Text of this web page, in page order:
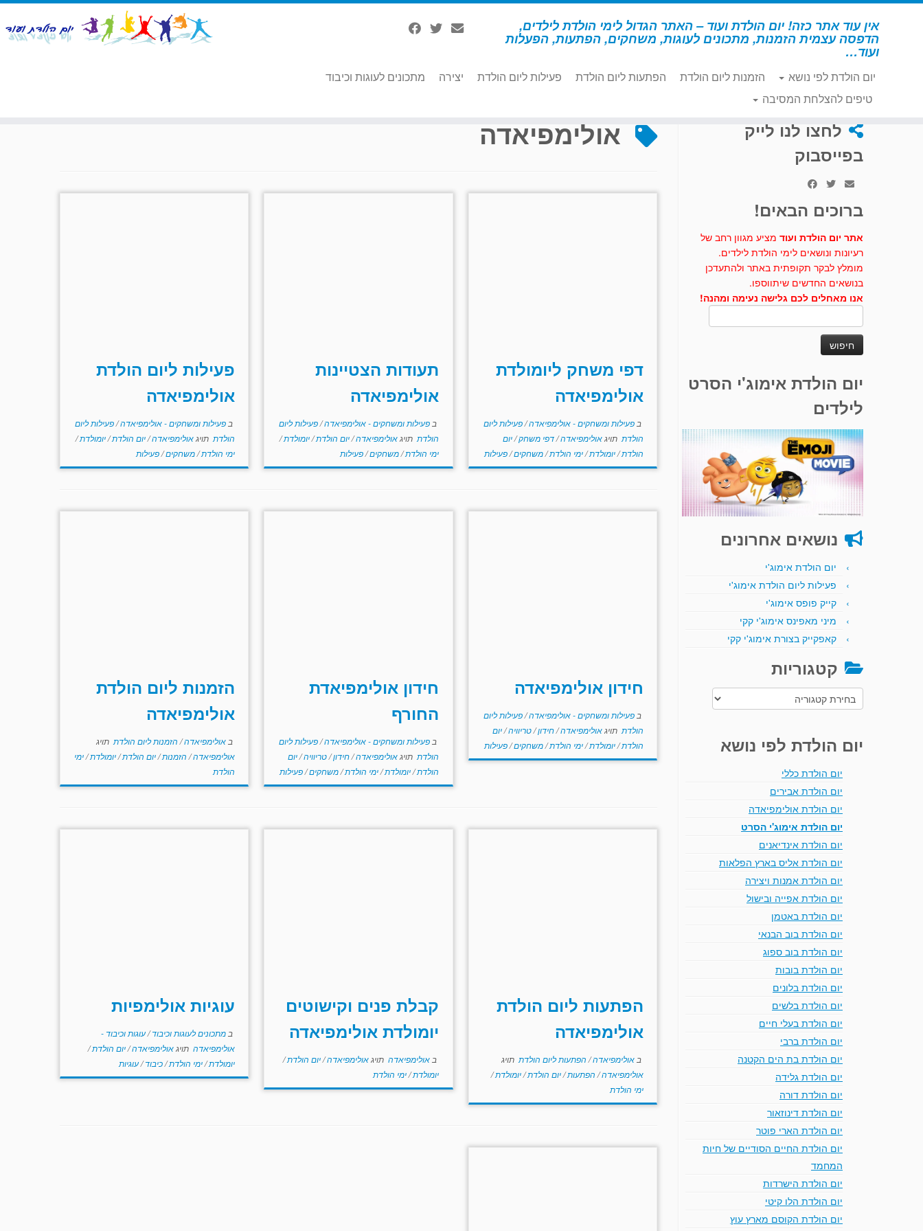
דלג
אין עוד אתר כזה! יום הולדת ועוד – האתר הגדול לימי הולדת לילדים,
הדפסה עצמית הזמנות, מתכונים לעוגות, משחקים, הפתעות, הפעלות
ועוד…
יום הולדת לפי נושא הזמנות ליום הולדת הפתעות ליום הולדת פעילות ליום הולדת יצירה
מתכונים לעוגות וכיבוד
טיפים להצלחת המסיבה
דף הבית » אולימפיאדה
לחצו לנו לייק
בפייסבוק
ברוכים הבאים!
אתר יום הולדת ועוד מציע מגוון רחב של
רעיונות ונושאים לימי הולדת לילדים.
מומלץ לבקר תקופתית באתר ולהתעדכן
בנושאים החדשים שיתווספו.
אנו מאחלים לכם גלישה נעימה ומהנה!
יום הולדת אימוג'י הסרט
לילדים
נושאים אחרונים
יום הולדת אימוג'י
פעילות ליום הולדת אימוג'י
קייק פופס אימוג'י
מיני מאפינס אימוג'י קקי
קאפקייק בצורת אימוג'י קקי
קטגוריות
קטגוריות
יום הולדת לפי נושא
יום הולדת כללי
יום הולדת אבירים
יום הולדת אולימפיאדה
יום הולדת אימוג'י הסרט
יום הולדת אינדיאנים
יום הולדת אליס בארץ הפלאות
יום הולדת אמנות ויצירה
יום הולדת אפייה ובישול
יום הולדת באטמן
יום הולדת בוב הבנאי
יום הולדת בוב ספוג
יום הולדת בובות
יום הולדת בלונים
יום הולדת בלשים
יום הולדת בעלי חיים
יום הולדת ברבי
יום הולדת בת הים הקטנה
יום הולדת גלידה
יום הולדת דורה
יום הולדת דינוזאור
יום הולדת הארי פוטר
יום הולדת החיים הסודיים של חיות
המחמד
יום הולדת הישרדות
יום הולדת הלו קיטי
יום הולדת הקוסם מארץ עוץ
אולימפיאדה
דפי משחק ליומולדת
אולימפיאדה
בפעילות ומשחקים - אולימפיאדה/פעילות ליום
הולדת תויגאולימפיאדה/דפי משחק/יום
הולדת/יומולדת/ימי הולדת/משחקים/פעילות
תעודות הצטיינות
אולימפיאדה
ב פעילות ומשחקים - אולימפיאדה/פעילות ליום
הולדת תויגאולימפיאדה/יום הולדת/יומולדת/
ימי הולדת/משחקים/פעילות
פעילות ליום הולדת
אולימפיאדה
ב פעילות ומשחקים - אולימפיאדה/פעילות ליום
הולדת תויגאולימפיאדה/יום הולדת/יומולדת/
ימי הולדת/משחקים/פעילות
חידון אולימפיאדה
בפעילות ומשחקים - אולימפיאדה/פעילות ליום
הולדת תויגאולימפיאדה/חידון/טריוויה/יום
הולדת/יומולדת/ימי הולדת/משחקים/פעילות
חידון אולימפיאדת
החורף
ב פעילות ומשחקים - אולימפיאדה/פעילות ליום
הולדת תויגאולימפיאדה/חידון/טריוויה/יום
הולדת/יומולדת/ימי הולדת/משחקים/פעילות
הזמנות ליום הולדת
אולימפיאדה
ב אולימפיאדה/ הזמנות ליום הולדת תויג
אולימפיאדה/ הזמנות/יום הולדת/יומולדת/ימי
הולדת
הפתעות ליום הולדת
אולימפיאדה
באולימפיאדה/ הפתעות ליום הולדת תויג
אולימפיאדה/ הפתעות/יום הולדת/יומולדת/
ימי הולדת
קבלת פנים וקישוטים
יומולדת אולימפיאדה
ב אולימפיאדה תויגאולימפיאדה/יום הולדת/
יומולדת/ימי הולדת
עוגיות אולימפיות
ב מתכונים לעוגות וכיבוד/עוגות וכיבוד -
אולימפיאדה תויגאולימפיאדה/יום הולדת/
יומולדת/ימי הולדת/כיבוד/עוגיות